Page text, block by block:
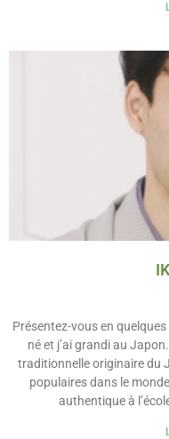
Présentez-vous en
né et j’ai grandi au
traditionnelle originaire du
populaires dans le
authentique à